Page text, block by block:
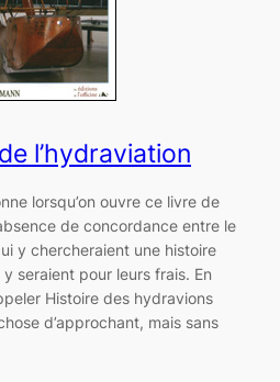
l’hydraviation
lorsqu’on ouvre ce livre de
de concordance entre le
y chercheraient une histoire
seraient pour leurs frais. En
Histoire des hydravions
d’approchant, mais sans